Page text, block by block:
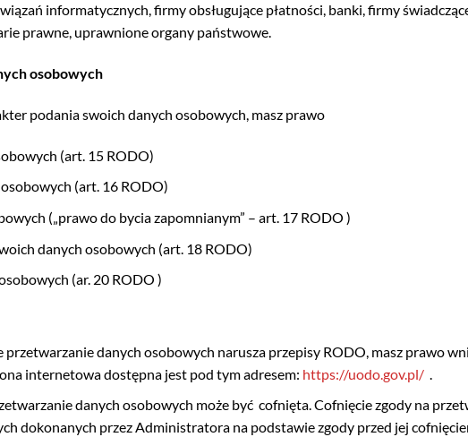
informatycznych, firmy obsługujące płatności, banki, firmy
prawne, uprawnione organy państwowe.
osobowych
podania swoich danych osobowych, masz prawo
(art. 15 RODO)
(art. 16 RODO)
(„prawo do bycia zapomnianym” – art. 17 RODO )
danych osobowych (art. 18 RODO)
(ar. 20 RODO )
danych osobowych narusza przepisy RODO, masz prawo
internetowa dostępna jest pod tym adresem: https://uodo.gov.pl/
danych osobowych może być cofnięta. Cofnięcie zgody na
dokonanych przez Administratora na podstawie zgody przed jej